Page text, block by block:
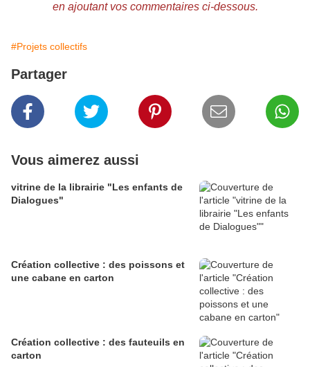
en ajoutant vos commentaires ci-dessous.
#Projets collectifs
Partager
Vous aimerez aussi
vitrine de la librairie "Les enfants de
Dialogues"
Création collective : des poissons et
une cabane en carton
Création collective : des fauteuils en
carton